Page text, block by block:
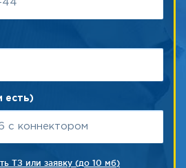
есть)
ТЗ или заявку (до 10 мб)